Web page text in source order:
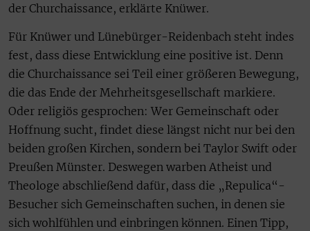
der Churchaissance, erklärte Knüwer.
Für Knüwer und Lünebürger-Reidenbach steht indes
fest, dass diese Entwicklung eine positive ist. Denn
die Churchaissance sei Teil einer größeren Bewegung,
die das Ende der Mehrheitsgesellschaft markiere.
Oder religiös gesprochen: Wer Gemeinschaft oder
Hoffnung sucht, findet diese längst nicht nur bei den
beiden großen Kirchen, sondern bei Taylor Swift oder
Preußen Münster. Deswegen warben Atheist und
Theologe abschließend dafür, dass die „Repulica“-
Besucher sich Gemeinschaften suchen, in denen sie
sich wohlfühlen und einbringen können. Einen Tipp,